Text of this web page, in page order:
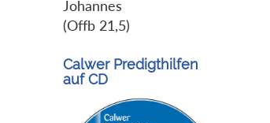
Johannes
(Offb 21,5)
Calwer Predigthilfen
auf CD